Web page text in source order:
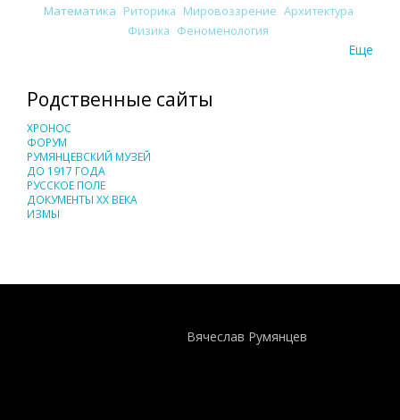
Математика Риторика Мировоззрение Архитектура
Физика Феноменология
Еще
Родственные сайты
ХРОНОС
ФОРУМ
РУМЯНЦЕВСКИЙ МУЗЕЙ
ДО 1917 ГОДА
РУССКОЕ ПОЛЕ
ДОКУМЕНТЫ XX ВЕКА
ИЗМЫ
Вячеслав Румянцев